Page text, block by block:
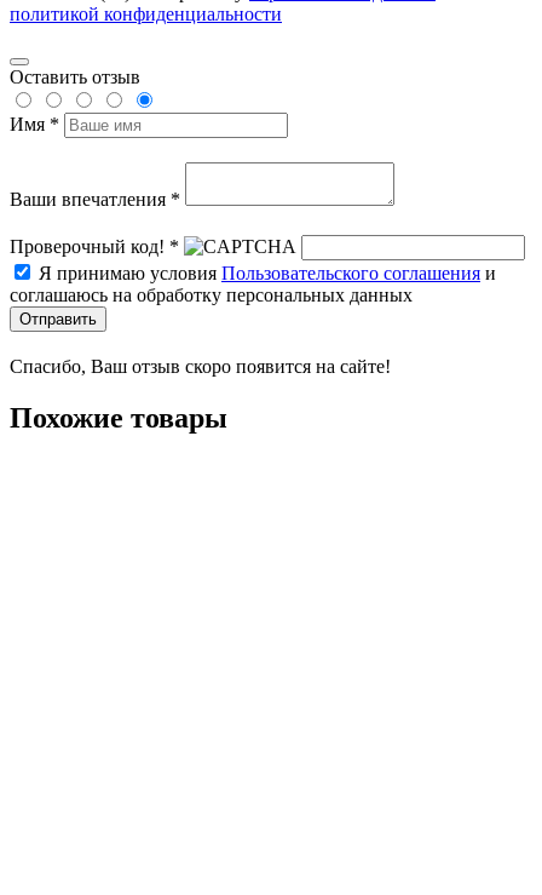
политикой конфиденциальности
Оставить отзыв
Имя *
Ваши впечатления *
Проверочный код! *
Я принимаю условия Пользовательского соглашения и
соглашаюсь на обработку персональных данных
Отправить
Спасибо, Ваш отзыв скоро появится на сайте!
Похожие товары